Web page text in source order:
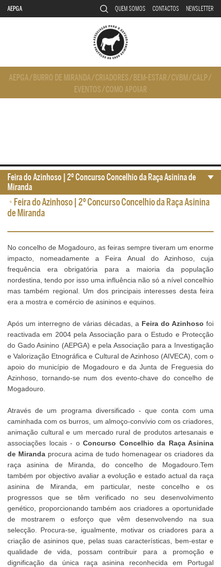
AEPGA QUEM SOMOS CONTACTOS NEWSLETTER
AEPGA/ BURRO DE MIRANDA/CRIADORES/ BEM-ESTAR/CVBM/CALP/
EVENTOS/COMO APOIAR
• Feira do Azinhoso | 2º Concurso Concelhio da Raça Asinina
de Miranda
No concelho de Mogadouro, as feiras sempre tiveram um enorme
impacto, nomeadamente a Feira Anual do Azinhoso, cuja
frequência era obrigatória para a maioria da população
nordestina, tendo por isso uma influência não só a nível concelhio
mas também regional. Um dos principais interesses desta feira
era a mostra e comércio de asininos e equinos.
Após um interregno de várias décadas, a Feira do Azinhoso foi
reactivada em 2004 pela Associação para o Estudo e Protecção
do Gado Asinino (AEPGA) e pela Associação para a Investigação
e Valorização Etnográfica e Cultural de Azinhoso (AIVECA), com o
apoio do município de Mogadouro e da Junta de Freguesia do
Azinhoso, tornando-se num dos evento-chave do concelho de
Mogadouro.
Através de um programa diversificado - que conta com uma
caminhada com os burros, um almoço-convívio com os criadores,
animação cultural e um mercado rural de produtos artesanais e
associações locais - o Concurso Concelhio da Raça Asinina
de Miranda procura acima de tudo homenagear os criadores da
raça asinina de Miranda, do concelho de Mogadouro.Tem
também por objectivo avaliar a evolução e estado actual da raça
asinina de Miranda, em particular, neste concelho e os
progressos que se têm verificado no seu desenvolvimento
genético, proporcionando também aos criadores a oportunidade
de mostrarem o esforço que vêm desenvolvendo na sua
selecção. Procura-se, igualmente, motivar os criadores para a
criação de asininos que, pelas suas características, bem-estar e
qualidade de vida, possam contribuir para a promoção e
dignificação da única raça asinina reconhecida em Portugal
Feira do Azinhoso | 2º Concurso Concelhio da Raça Asinina de
Miranda